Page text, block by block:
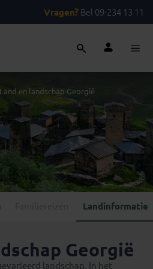
Vragen? Bel 09-234 13 11
Land en landschap Georgië
Landinformatie
Georgië
landschap. In het